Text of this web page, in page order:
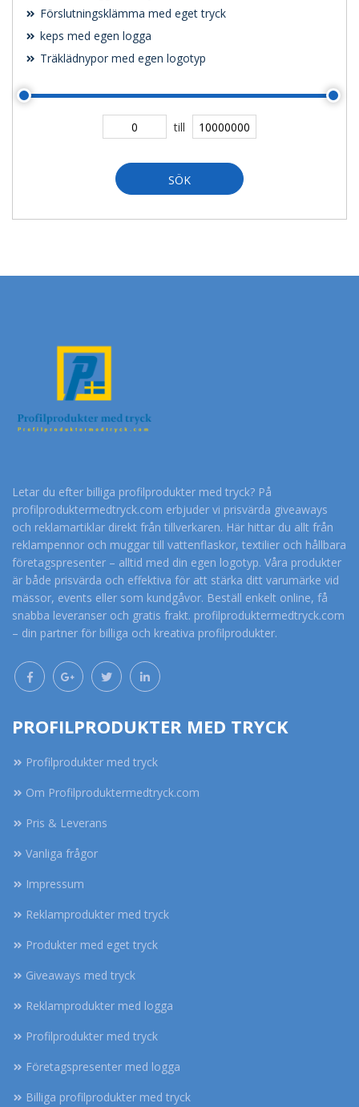
Förslutningsklämma med eget tryck
keps med egen logga
Träklädnypor med egen logotyp
till
SÖK
Letar du efter billiga profilprodukter med tryck? På
profilproduktermedtryck.com erbjuder vi prisvärda giveaways
och reklamartiklar direkt från tillverkaren. Här hittar du allt från
reklampennor och muggar till vattenflaskor, textilier och hållbara
företagspresenter – alltid med din egen logotyp. Våra produkter
är både prisvärda och effektiva för att stärka ditt varumärke vid
mässor, events eller som kundgåvor. Beställ enkelt online, få
snabba leveranser och gratis frakt. profilproduktermedtryck.com
– din partner för billiga och kreativa profilprodukter.
PROFILPRODUKTER MED TRYCK
Profilprodukter med tryck
Om Profilproduktermedtryck.com
Pris & Leverans
Vanliga frågor
Impressum
Reklamprodukter med tryck
Produkter med eget tryck
Giveaways med tryck
Reklamprodukter med logga
Profilprodukter med tryck
Företagspresenter med logga
Billiga profilprodukter med tryck